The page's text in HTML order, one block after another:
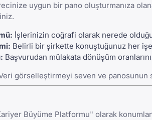
uygun bir pano oluşturmanıza
İşlerinizin coğrafi olarak nerede
Belirli bir şirkette konuştuğunuz her
Başvurudan mülakata dönüşüm
görselleştirmeyi seven ve
Büyüme Platformu" olarak